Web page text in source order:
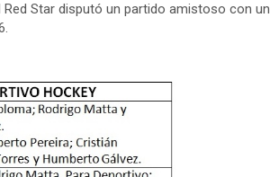
Star disputó un partido amistoso con un